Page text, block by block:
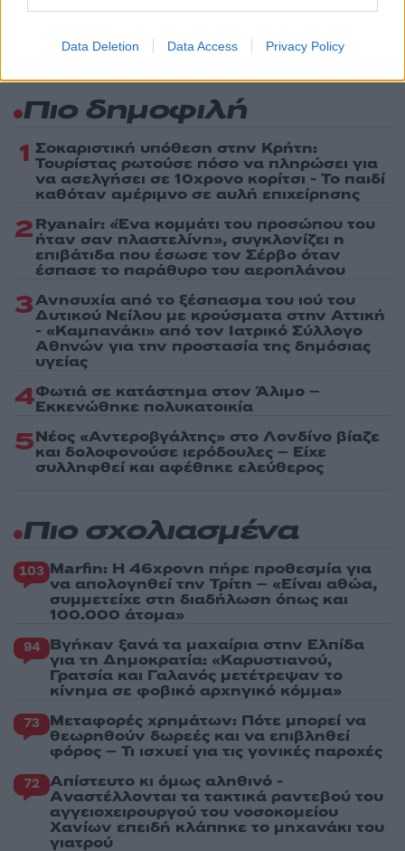
Data Deletion Data Access Privacy Policy
Πιο δημοφιλή
1 Σοκαριστική υπόθεση στην Κρήτη:
Τουρίστας ρωτούσε πόσο να πληρώσει για
να ασελγήσει σε 10χρονο κορίτσι - Το παιδί
καθόταν αμέριμνο σε αυλή επιχείρησης
2Ryanair: «Ένα κομμάτι του προσώπου του
ήταν σαν πλαστελίνη», συγκλονίζει η
επιβάτιδα που έσωσε τον Σέρβο όταν
έσπασε το παράθυρο του αεροπλάνου
3Ανησυχία από το ξέσπασμα του ιού του
Δυτικού Νείλου με κρούσματα στην Αττική
- «Καμπανάκι» από τον Ιατρικό Σύλλογο
Αθηνών για την προστασία της δημόσιας
υγείας
4Φωτιά σε κατάστημα στον Άλιμο –
Εκκενώθηκε πολυκατοικία
5Νέος «Αντεροβγάλτης» στο Λονδίνο βίαζε
και δολοφονούσε ιερόδουλες – Είχε
συλληφθεί και αφέθηκε ελεύθερος
Πιο σχολιασμένα
103 Marfin: Η 46χρονη πήρε προθεσμία για
να απολογηθεί την Τρίτη – «Είναι αθώα,
συμμετείχε στη διαδήλωση όπως και
100.000 άτομα»
94 Βγήκαν ξανά τα μαχαίρια στην Ελπίδα
για τη Δημοκρατία: «Καρυστιανού,
Γρατσία και Γαλανός μετέτρεψαν το
κίνημα σε φοβικό αρχηγικό κόμμα»
73 Μεταφορές χρημάτων: Πότε μπορεί να
θεωρηθούν δωρεές και να επιβληθεί
φόρος – Τι ισχυεί για τις γονικές παροχές
72 Απίστευτο κι όμως αληθινό -
Aναστέλλονται τα τακτικά ραντεβού του
αγγειοχειρουργού του νοσοκομείου
Χανίων επειδή κλάπηκε το μηχανάκι του
γιατρού